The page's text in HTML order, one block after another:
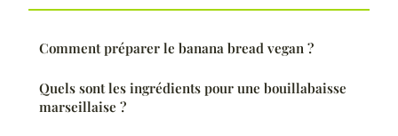
Comment préparer le banana bread vegan ?
Quels sont les ingrédients pour une bouillabaisse
marseillaise ?